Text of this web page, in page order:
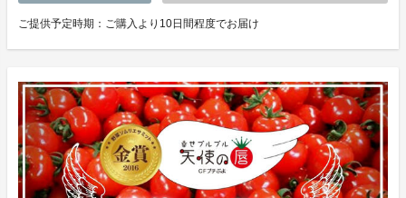
ご提供予定時期：ご購入より10日間程度でお届け